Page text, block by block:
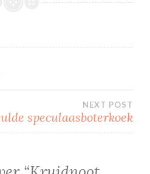
NEXT POST
speculaasboterkoek